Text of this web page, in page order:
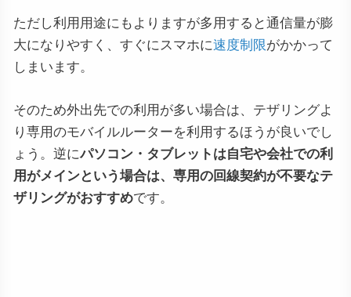
ただし利用用途にもよりますが多用すると通信量が膨
大になりやすく、すぐにスマホに速度制限がかかって
しまいます。
そのため外出先での利用が多い場合は、テザリングよ
り専用のモバイルルーターを利用するほうが良いでし
ょう。逆にパソコン・タブレットは自宅や会社での利
用がメインという場合は、専用の回線契約が不要なテ
ザリングがおすすめです。